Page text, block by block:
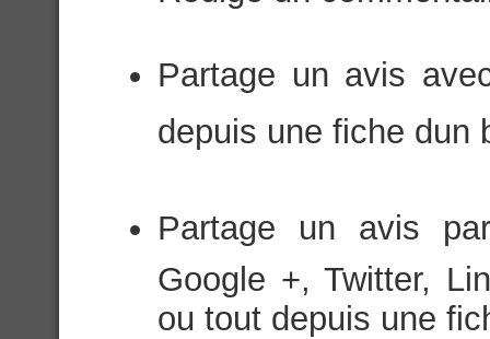
Partage un avis
depuis une fiche dun
Partage un avis
Google +, Twitter,
ou tout depuis une